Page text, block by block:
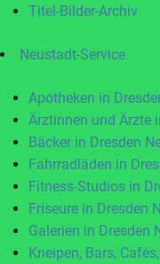
Titel-Bilder-Archiv
Neustadt-Service
Apotheken in
Ärztinnen und Ärzte
Bäcker in Dresden
Fahrradläden in
Fitness-Studios in
Friseure in Dresden
Galerien in Dresden
Kneipen, Bars,